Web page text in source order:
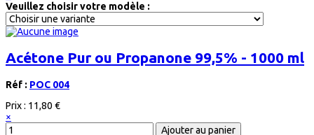
Veuillez choisir votre modèle :
Acétone Pur ou Propanone 99,5% - 1000 ml
Réf : POC 004
Prix : 11,80 €
×